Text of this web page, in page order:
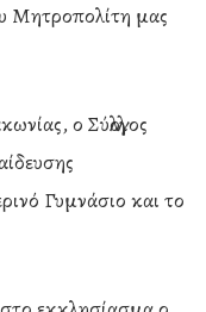
Μητροπολίτη μας
ο Σύλλογος
Γυμνάσιο και το